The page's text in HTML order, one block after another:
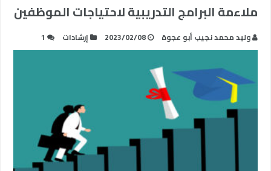
ملاءمة البرامج التدريبية لاحتياجات الموظفين
وليد محمد نجيب أبو عجوة 2023/02/08 إرشادات 1